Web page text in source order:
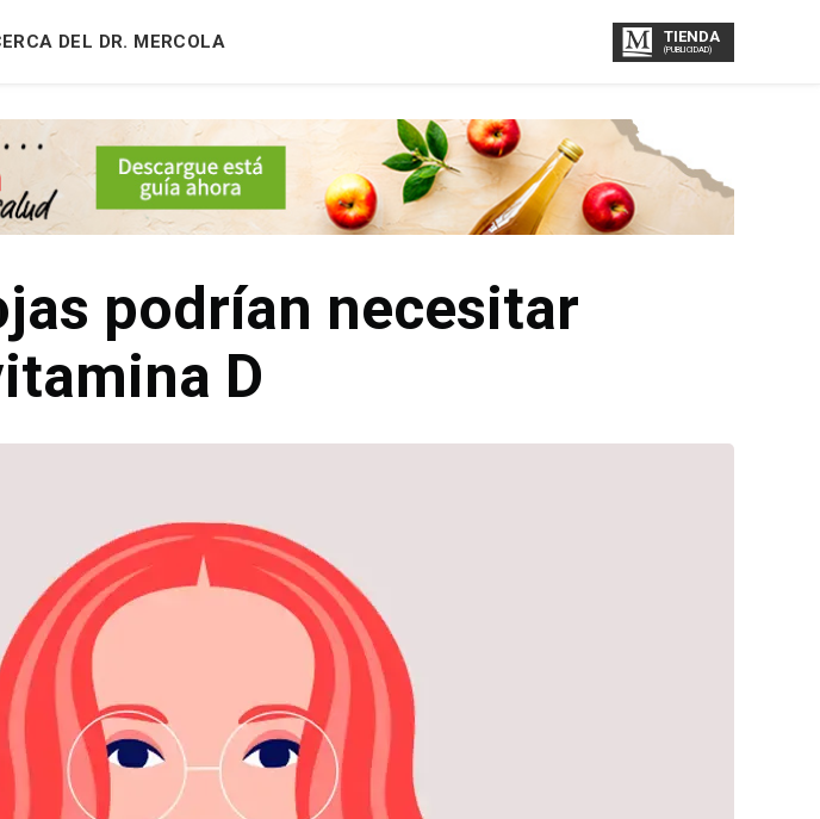
DEL DR. MERCOLA TIENDA
(PUBLICIDAD)
podrían necesitar
D